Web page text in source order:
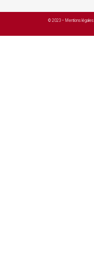
© 2023 – Mentions légales